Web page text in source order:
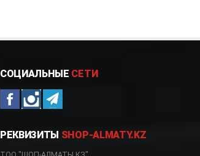
СОЦИАЛЬНЫЕ СЕТИ
РЕКВИЗИТЫ SHOP-ALMATY.KZ